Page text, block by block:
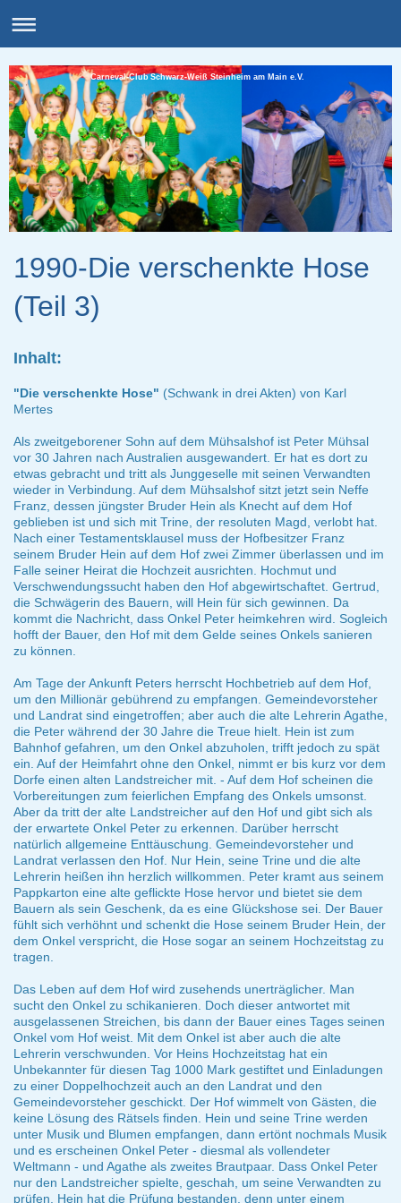
Carneval-Club Schwarz-Weiß Steinheim am Main e.V.
1990-Die verschenkte Hose
(Teil 3)
Inhalt:
"Die verschenkte Hose" (Schwank in drei Akten) von Karl
Mertes
Als zweitgeborener Sohn auf dem Mühsalshof ist Peter Mühsal
vor 30 Jahren nach Australien ausgewandert. Er hat es dort zu
etwas gebracht und tritt als Junggeselle mit seinen Verwandten
wieder in Verbindung. Auf dem Mühsalshof sitzt jetzt sein Neffe
Franz, dessen jüngster Bruder Hein als Knecht auf dem Hof
geblieben ist und sich mit Trine, der resoluten Magd, verlobt hat.
Nach einer Testamentsklausel muss der Hofbesitzer Franz
seinem Bruder Hein auf dem Hof zwei Zimmer überlassen und im
Falle seiner Heirat die Hochzeit ausrichten. Hochmut und
Verschwendungssucht haben den Hof abgewirtschaftet. Gertrud,
die Schwägerin des Bauern, will Hein für sich gewinnen. Da
kommt die Nachricht, dass Onkel Peter heimkehren wird. Sogleich
hofft der Bauer, den Hof mit dem Gelde seines Onkels sanieren
zu können.
Am Tage der Ankunft Peters herrscht Hochbetrieb auf dem Hof,
um den Millionär gebührend zu empfangen. Gemeindevorsteher
und Landrat sind eingetroffen; aber auch die alte Lehrerin Agathe,
die Peter während der 30 Jahre die Treue hielt. Hein ist zum
Bahnhof gefahren, um den Onkel abzuholen, trifft jedoch zu spät
ein. Auf der Heimfahrt ohne den Onkel, nimmt er bis kurz vor dem
Dorfe einen alten Landstreicher mit. - Auf dem Hof scheinen die
Vorbereitungen zum feierlichen Empfang des Onkels umsonst.
Aber da tritt der alte Landstreicher auf den Hof und gibt sich als
der erwartete Onkel Peter zu erkennen. Darüber herrscht
natürlich allgemeine Enttäuschung. Gemeindevorsteher und
Landrat verlassen den Hof. Nur Hein, seine Trine und die alte
Lehrerin heißen ihn herzlich willkommen. Peter kramt aus seinem
Pappkarton eine alte geflickte Hose hervor und bietet sie dem
Bauern als sein Geschenk, da es eine Glückshose sei. Der Bauer
fühlt sich verhöhnt und schenkt die Hose seinem Bruder Hein, der
dem Onkel verspricht, die Hose sogar an seinem Hochzeitstag zu
tragen.
Das Leben auf dem Hof wird zusehends unerträglicher. Man
sucht den Onkel zu schikanieren. Doch dieser antwortet mit
ausgelassenen Streichen, bis dann der Bauer eines Tages seinen
Onkel vom Hof weist. Mit dem Onkel ist aber auch die alte
Lehrerin verschwunden. Vor Heins Hochzeitstag hat ein
Unbekannter für diesen Tag 1000 Mark gestiftet und Einladungen
zu einer Doppelhochzeit auch an den Landrat und den
Gemeindevorsteher geschickt. Der Hof wimmelt von Gästen, die
keine Lösung des Rätsels finden. Hein und seine Trine werden
unter Musik und Blumen empfangen, dann ertönt nochmals Musik
und es erscheinen Onkel Peter - diesmal als vollendeter
Weltmann - und Agathe als zweites Brautpaar. Dass Onkel Peter
nur den Landstreicher spielte, geschah, um seine Verwandten zu
prüfen. Hein hat die Prüfung bestanden, denn unter einem